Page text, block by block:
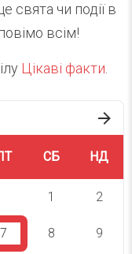
свята чи події в
всім!
Цікаві факти
СБ НД
1 2
7 8 9